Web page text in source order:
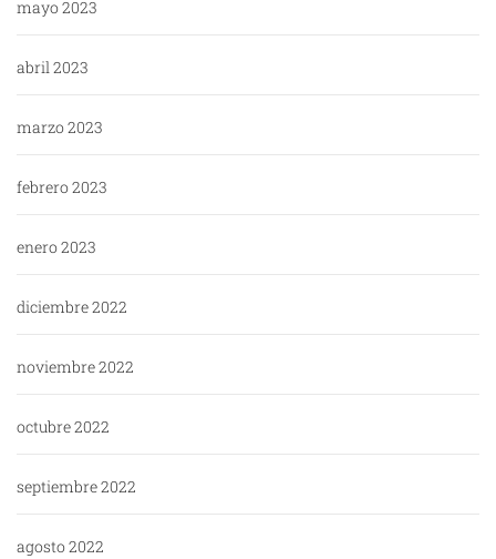
mayo 2023
abril 2023
marzo 2023
febrero 2023
enero 2023
diciembre 2022
noviembre 2022
octubre 2022
septiembre 2022
agosto 2022